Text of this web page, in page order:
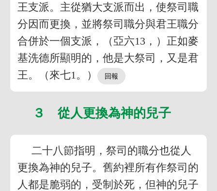
王支派。主從猶大支派而出，使祭司職
分因而更換，並將祭司職分與君王職分
合併於一個支派，（亞六13，）正如麥
基洗德所顯明的，他是大祭司，又是君
王。（來七1。）
３ 從人更換為神的兒子
二十八節指明，祭司的職分也從人
更換為神的兒子。舊約裡所有作祭司的
人都是脆弱的，受制於死，但神的兒子